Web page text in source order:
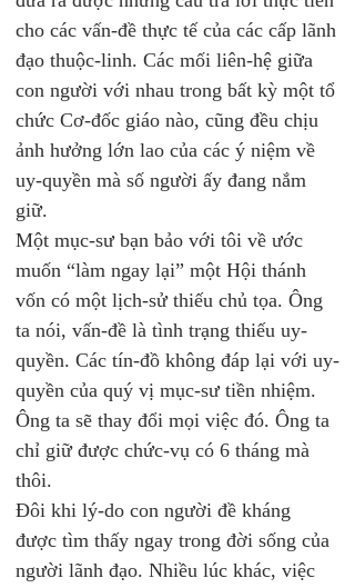
cho các vấn-đề thực tế của các cấp lãnh
đạo thuộc-linh. Các mối liên-hệ giữa
con người với nhau trong bất kỳ một tổ
chức Cơ-đốc giáo nào, cũng đều chịu
ảnh hưởng lớn lao của các ý niệm về
uy-quyền mà số người ấy đang nắm
giữ.
Một mục-sư bạn bảo với tôi về ước
muốn “làm ngay lại” một Hội thánh
vốn có một lịch-sử thiếu chủ tọa. Ông
ta nói, vấn-đề là tình trạng thiếu uy-
quyền. Các tín-đồ không đáp lại với uy-
quyền của quý vị mục-sư tiền nhiệm.
Ông ta sẽ thay đổi mọi việc đó. Ông ta
chỉ giữ được chức-vụ có 6 tháng mà
thôi.
Đôi khi lý-do con người đề kháng
được tìm thấy ngay trong đời sống của
người lãnh đạo. Nhiều lúc khác, việc